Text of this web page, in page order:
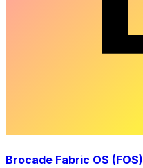
Brocade Fabric OS (FOS)